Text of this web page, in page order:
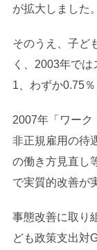
が拡大しました。
そのうえ、子ど
く、2003年で
1、わずか0.75
2007年「ワーク
非正規雇用の待
の働き方見直し
で実質的改善が
事態改善に取り
ども政策支出対